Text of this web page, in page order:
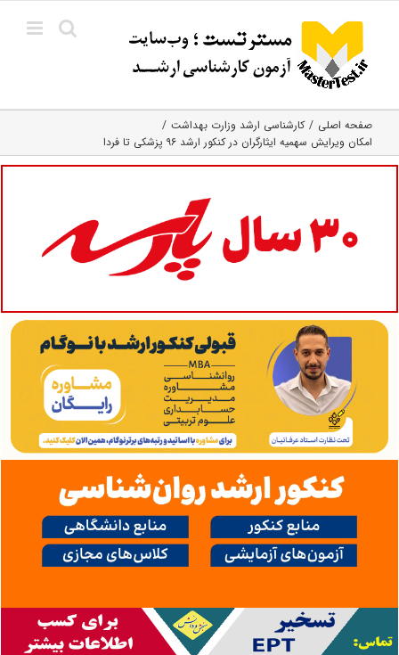
content
صفحه اصلی
کارشناسی ارشد وزارت بهداشت
امکان ویرایش سهمیه ایثارگران در کنکور ارشد ۹۶ پزشکی تا فردا